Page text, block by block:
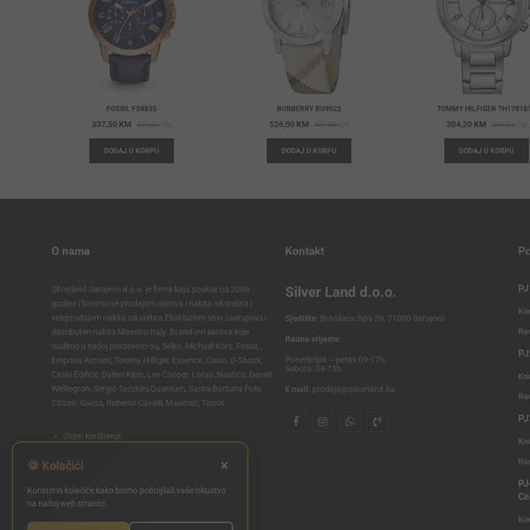
FOSSIL FS4835
375,00KM
price
375,00 KM.
337,50 KM
price
337,50 KM.
DODAJ U KORPU
BURBERRY BU9022
585,00KM
price
585,00 KM.
526,50 KM
price
526,50 KM.
DODAJ U KORPU
TOMMY HILFIGER
338,00KM
304,20 KM
DODAJ U KORPU
O nama
Silverland Sarajevo d.o.o. je firma koja posluje od 2008
godine i bavimo se prodajom satova i nakita od srebra i
veleprodajom nakita od srebra.Ekskluzivni smo zastupnici i
distributeri nakita Maestro Italy. Brand-ovi satova koje
nudimo u našoj prodavnici su, Seiko, Michael Kors, Fossil, ,
Emporio Armani, Tommy Hilfiger, Essence, Casio, G-Shock,
Casio Edifice, Dainel Klein, Lee Cooper, Lorus ,Nautica, Daniel
Wellington, Sergio Tacchini,Quantum, Santa Barbara Polo,
Citizen, Guess, Roberto Cavalli, Maserati, Tissot.
Uvjeti korištenja
Politika kolačića
POSTAVKE KOLAČIĆA
Kontakt
Silver Land d.o.o.
Sjedište: Branilaca Šipa 39, 71000 Sarajevo
Radno vrijeme:
Ponedjeljak – petak 09-17h,
Subota: 09-15h
E mail: prodaja@silverland.ba
🍪 Kolačići ×
Koristimo kolačiće kako bismo poboljšali vaše iskustvo
na našoj web stranici.